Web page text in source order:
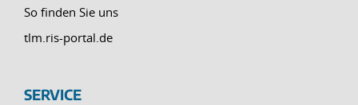
So finden Sie uns
tlm.ris-portal.de
SERVICE